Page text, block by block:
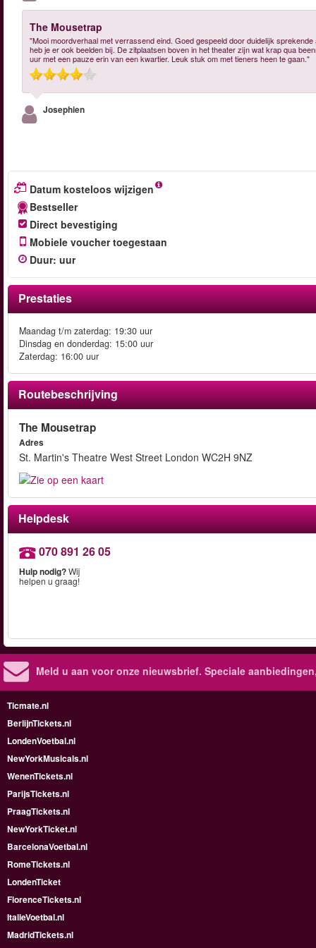
The Mousetrap
"Mooi moordverhaal met verrassend eind. Goed gespeeld door duidelijk
heb je er ook beelden bij. De zitplaatsen boven in het theater zijn wat krap qua
uur met een pauze erin van een kwartier. Leuk stuk om met tieners heen te gaan."
Josephien
Datum kosteloos wijzigen
Bestseller
Direct bevestiging
Mobiele voucher toegestaan
Duur: uur
Prestaties
Maandag t/m zaterdag: 19:30 uur
Dinsdag en donderdag: 15:00 uur
Zaterdag: 16:00 uur
Routebeschrijving
The Mousetrap
Adres
St. Martin's Theatre West Street London WC2H 9NZ
Helpdesk
070 891 26 05
Hulp nodig?Wij
helpen u graag!
Meld u aan voor onze nieuwsbrief. Speciale
Ticmate.nl
BerlijnTickets.nl
LondenVoetbal.nl
NewYorkMusicals.nl
WenenTickets.nl
ParijsTickets.nl
PraagTickets.nl
NewYorkTicket.nl
BarcelonaVoetbal.nl
RomeTickets.nl
LondenTicket
FlorenceTickets.nl
ItalieVoetbal.nl
MadridTickets.nl